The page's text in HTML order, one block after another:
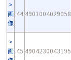
画
像
44 4901004029058
画 45 4904230043195